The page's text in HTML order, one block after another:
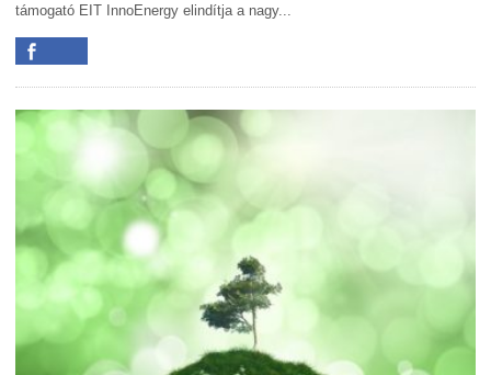
támogató EIT InnoEnergy elindítja a nagy...